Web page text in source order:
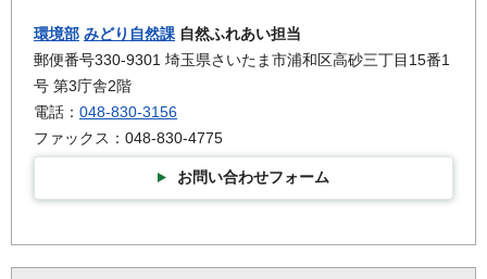
環境部 みどり自然課 自然ふれあい担当
郵便番号330-9301 埼玉県さいたま市浦和区高砂三丁目15番1
号 第3庁舎2階
電話： 048-830-3156
ファックス：048-830-4775
お問い合わせフォーム